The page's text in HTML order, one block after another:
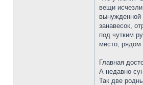
вещи
вынужденной
занавесок,
под чутким
место, рядом
Главная
А недавно
Так две